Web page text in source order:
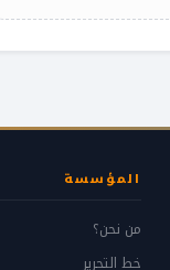
المؤسسة
من نحن؟
خط التحرير